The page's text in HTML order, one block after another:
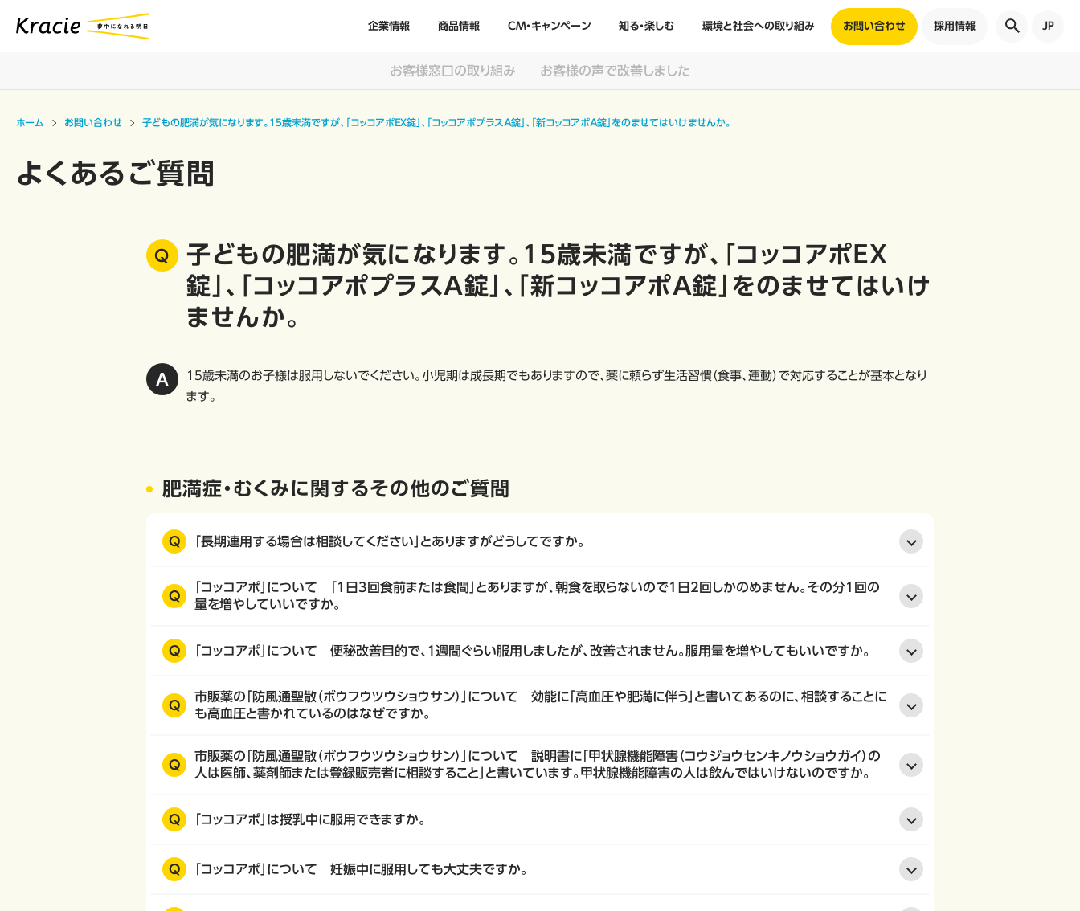
企業情報 商品情報 CM・キャンペーン 知る・楽しむ 環境と社会への取り組み お問い合わせ 採用情報 JP
お客様窓口の取り組み お客様の声で改善しました
ホーム お問い合わせ 子どもの肥満が気になります。15歳未満ですが、「コッコアポＥＸ錠」、「コッコアポプラスＡ錠」、「新コッコアポＡ錠」をのませてはいけませんか。
よくあるご質問
子どもの肥満が気になります。15歳未満ですが、「コッコアポＥＸ
錠」、「コッコアポプラスＡ錠」、「新コッコアポＡ錠」をのませてはいけ
ませんか。
15歳未満のお子様は服用しないでください。小児期は成長期でもありますので、薬に頼らず生活習慣（食事、運動）で対応することが基本となり
ます。
肥満症・むくみに関するその他のご質問
Q 「長期連用する場合は相談してください」とありますがどうしてですか。
Q
「コッコアポ」について 「1日3回食前または食間」とありますが、朝食を取らないので1日2回しかのめません。その分1回の
量を増やしていいですか。
Q 「コッコアポ」について 便秘改善目的で、１週間ぐらい服用しましたが、改善されません。服用量を増やしてもいいですか。
Q
市販薬の「防風通聖散（ボウフウツウショウサン）」について 効能に「高血圧や肥満に伴う」と書いてあるのに、相談することに
も高血圧と書かれているのはなぜですか。
Q
市販薬の「防風通聖散（ボウフウツウショウサン）」について 説明書に「甲状腺機能障害（コウジョウセンキノウショウガイ）の
人は医師、薬剤師または登録販売者に相談すること」と書いています。甲状腺機能障害の人は飲んではいけないのですか。
Q 「コッコアポ」は授乳中に服用できますか。
Q 「コッコアポ」について 妊娠中に服用しても大丈夫ですか。